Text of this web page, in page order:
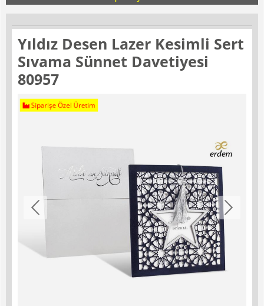
Yıldız Desen Lazer Kesimli Sert
Sıvama Sünnet Davetiyesi
80957
Siparişe Özel Üretim